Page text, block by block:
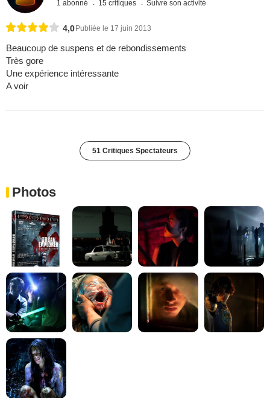
1 abonné 15 critiques Suivre son activité
4,0 Publiée le 17 juin 2013
Beaucoup de suspens et de rebondissements
Très gore
Une expérience intéressante
A voir
51 Critiques Spectateurs
Photos